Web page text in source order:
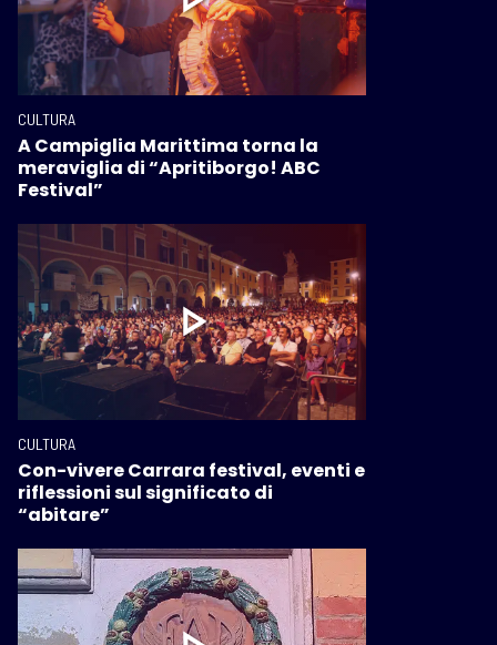
CULTURA
A Campiglia Marittima torna la
meraviglia di “Apritiborgo! ABC
Festival”
CULTURA
Con-vivere Carrara festival, eventi e
riflessioni sul significato di
“abitare”